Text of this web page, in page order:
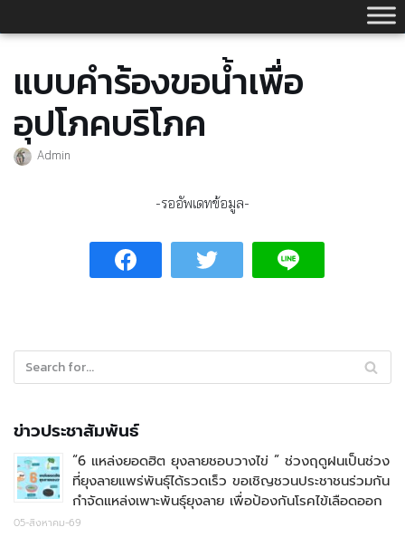
to
แบบคำร้องขอน้ำเพื่อ
อุปโภคบริโภค
Admin
-รออัพเดทข้อมูล-
ข่าวประชาสัมพันธ์
“6 แหล่งยอดฮิต ยุงลายชอบวางไข่ ” ช่วงฤดูฝนเป็นช่วง
ที่ยุงลายแพร่พันธุ์ได้รวดเร็ว ขอเชิญชวนประชาชนร่วมกัน
กำจัดแหล่งเพาะพันธุ์ยุงลาย เพื่อป้องกันโรคไข้เลือดออก
05-สิงหาคม-69